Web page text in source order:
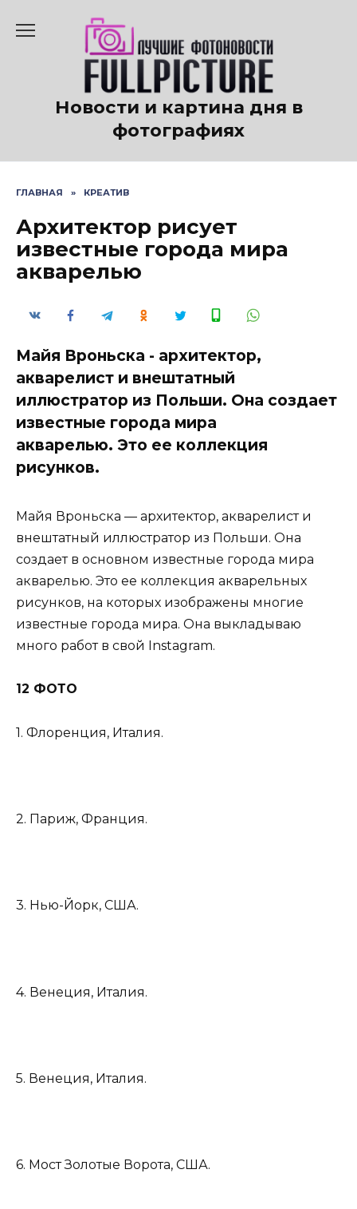
содержанию
Новости и картина дня в
фотографиях
ГЛАВНАЯ » КРЕАТИВ
Архитектор рисует
известные города мира
акварелью
Майя Вроньска - архитектор,
акварелист и внештатный
иллюстратор из Польши. Она создает
известные города мира
акварелью. Это ее коллекция
рисунков.
Майя Вроньска — архитектор, акварелист и
внештатный иллюстратор из Польши. Она
создает в основном известные города мира
акварелью. Это ее коллекция акварельных
рисунков, на которых изображены многие
известные города мира. Она выкладываю
много работ в свой Instagram.
12 ФОТО
1. Флоренция, Италия.
2. Париж, Франция.
3. Нью-Йорк, США.
4. Венеция, Италия.
5. Венеция, Италия.
6. Мост Золотые Ворота, США.